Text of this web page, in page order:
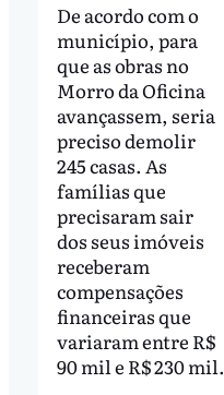
De acordo com o
município, para
que as obras no
Morro da Oficina
avançassem, seria
preciso demolir
245 casas. As
famílias que
precisaram sair
dos seus imóveis
receberam
compensações
financeiras que
variaram entre R$
90 mil e R$ 230 mil.